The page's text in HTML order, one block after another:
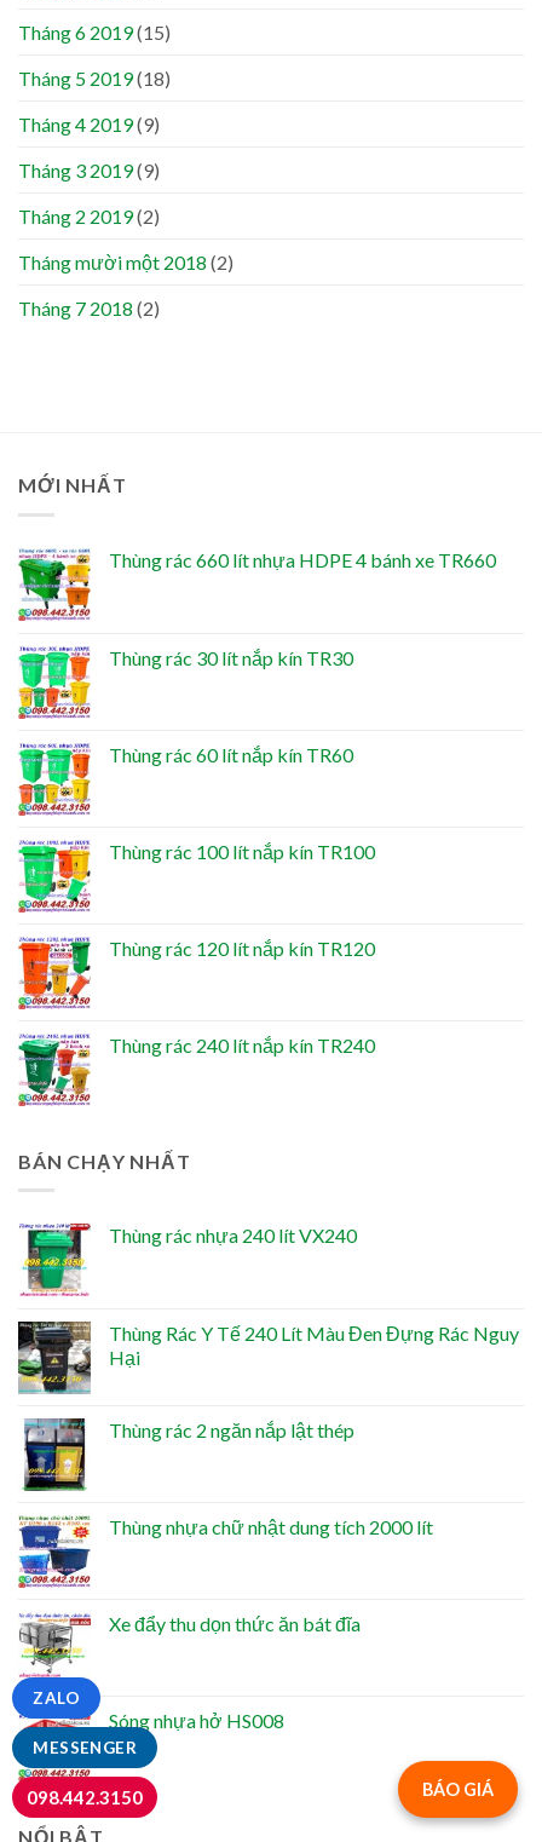
Tháng 6 2019(15)
Tháng 5 2019(18)
Tháng 4 2019(9)
Tháng 3 2019(9)
Tháng 2 2019(2)
Tháng mười một 2018 (2)
Tháng 7 2018 (2)
MỚI NHẤT
Thùng rác 660 lít nhựa HDPE 4 bánh xe TR660
Thùng rác 30 lít nắp kín TR30
Thùng rác 60 lít nắp kín TR60
Thùng rác 100 lít nắp kín TR100
Thùng rác 120 lít nắp kín TR120
Thùng rác 240 lít nắp kín TR240
BÁN CHẠY NHẤT
Thùng rác nhựa 240 lít VX240
Thùng Rác Y Tế 240 Lít Màu Đen Đựng Rác Nguy
Hại
Thùng rác 2 ngăn nắp lật thép
Thùng nhựa chữ nhật dung tích 2000 lít
Xe đẩy thu dọn thức ăn bát đĩa
Sóng nhựa hở HS008
NỔI BẬT
BÁO GIÁ
MESSENGER
ZALO
098.442.3150